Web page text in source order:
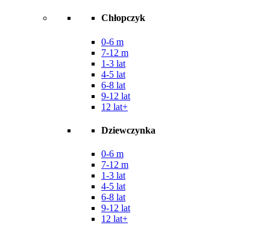
Chłopczyk
0-6 m
7-12 m
1-3 lat
4-5 lat
6-8 lat
9-12 lat
12 lat+
Dziewczynka
0-6 m
7-12 m
1-3 lat
4-5 lat
6-8 lat
9-12 lat
12 lat+